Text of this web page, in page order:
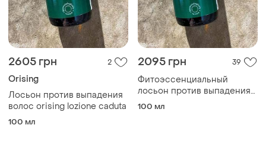
2605 грн 2
Orising
Лосьон против выпадения
волос orising lozione caduta
100 мл
2095 грн 39
Фитоэссенциальный
лосьон против выпадения
волос orising lozione caduta
100 мл